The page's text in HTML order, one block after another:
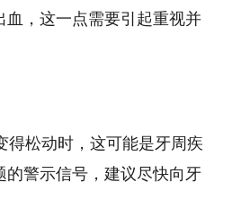
血，这一点需要引起重视并
得松动时，这可能是牙周疾
的警示信号，建议尽快向牙